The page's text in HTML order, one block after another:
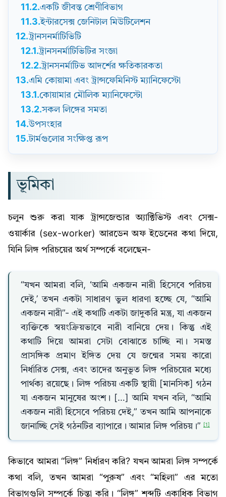
11.2.একটি জীবন্ত শ্রেণীবিভাগ
11.3.ইন্টারসেক্স জেনিটাল মিউটিলেশন
12.ট্রানসনর্মাটিভিটি
12.1.ট্রানসনর্মাটিভিটির সংজ্ঞা
12.2.ট্রানসনর্মাটিভ আদর্শের ক্ষতিকারকতা
13.এমি কোয়ামা এবং ট্রান্সফেমিনিস্ট ম্যানিফেস্টো
13.1.কোয়ামার মৌলিক ম্যানিফেস্টো
13.2.সকল লিঙ্গের সমতা
14.উপসংহার
15.টার্মগুলোর সংক্ষিপ্ত রূপ
ভূমিকা
চলুন শুরু করা যাক ট্রান্সজেন্ডার অ্যাক্টিভিস্ট এবং সেক্স-
ওয়ার্কার (sex-worker) আরডেন অফ ইডেনের কথা দিয়ে,
যিনি লিঙ্গ পরিচয়ের অর্থ সম্পর্কে বলেছেন-
“যখন আমরা বলি, ‘আমি একজন নারী হিসেবে পরিচয়
দেই,’ তখন একটা সাধারণ ভুল ধারণা হচ্ছে যে, “আমি
একজন নারী”- এই কথাটি একটা জাদুকরি মন্ত্র, যা একজন
ব্যক্তিকে স্বয়ংক্রিয়ভাবে নারী বানিয়ে দেয়। কিন্তু এই
কথাটি দিয়ে আমরা সেটা বোঝাতে চাচ্ছি না। সমস্ত
প্রাসঙ্গিক প্রমাণ ইঙ্গিত দেয় যে জন্মের সময় কারো
নির্ধারিত সেক্স, এবং তাদের অনুভূত লিঙ্গ পরিচয়ের মধ্যে
পার্থক্য রয়েছে। লিঙ্গ পরিচয় একটি স্থায়ী [মানসিক] গঠন
যা একজন মানুষের অংশ। […] আমি যখন বলি, “আমি
একজন নারী হিসেবে পরিচয় দেই,” তখন আমি আপনাকে
জানাচ্ছি সেই গঠনটির ব্যাপারে। আমার লিঙ্গ পরিচয়।”
[1]
কিভাবে আমরা “লিঙ্গ” নির্ধারণ করি? যখন আমরা লিঙ্গ সম্পর্কে
কথা বলি, তখন আমরা “পুরুষ” এবং “মহিলা” এর মতো
বিভাগগুলি সম্পর্কে চিন্তা করি। “লিঙ্গ” শব্দটি একাধিক বিভাগ